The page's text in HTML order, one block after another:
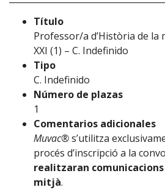
Título
Professor/a d’Història de la
XXI (1) – C. Indefinido
Tipo
C. Indefinido
Número de plazas
1
Comentarios adicionales
Muvac®s’utilitza
procés d’inscripció a la
realitzaran comunicacions
mitjà.